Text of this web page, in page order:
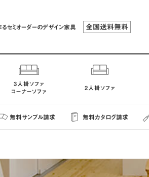
セミオーダーのデザイン家具 全国送料無料
3人掛ソファ
コーナーソファ
2人掛ソファ
無料サンプル請求 無料カタログ請求